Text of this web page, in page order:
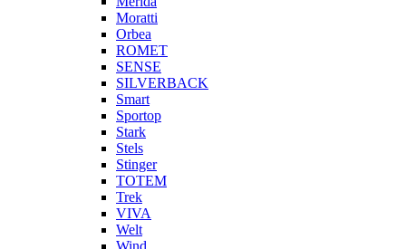
Moratti
Orbea
ROMET
SENSE
SILVERBACK
Smart
Sportop
Stark
Stels
Stinger
TOTEM
Trek
VIVA
Welt
Wind